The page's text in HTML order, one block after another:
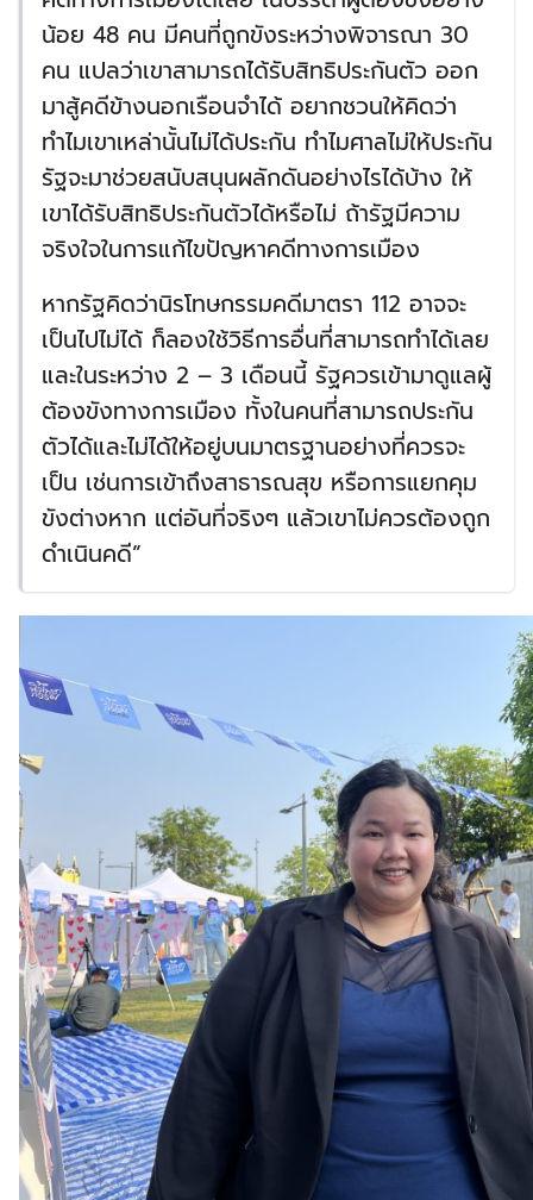
น้อย 48 คน มีคนที่ถูกขังระหว่างพิจารณา 30
คน แปลว่าเขาสามารถได้รับสิทธิประกันตัว ออก
มาสู้คดีข้างนอกเรือนจำได้ อยากชวนให้คิดว่า
ทำไมเขาเหล่านั้นไม่ได้ประกัน ทำไมศาลไม่ให้ประกัน
รัฐจะมาช่วยสนับสนุนผลักดันอย่างไรได้บ้าง ให้
เขาได้รับสิทธิประกันตัวได้หรือไม่ ถ้ารัฐมีความ
จริงใจในการแก้ไขปัญหาคดีทางการเมือง
หากรัฐคิดว่านิรโทษกรรมคดีมาตรา 112 อาจจะ
เป็นไปไม่ได้ ก็ลองใช้วิธีการอื่นที่สามารถทำได้เลย
และในระหว่าง 2 – 3 เดือนนี้ รัฐควรเข้ามาดูแลผู้
ต้องขังทางการเมือง ทั้งในคนที่สามารถประกัน
ตัวได้และไม่ได้ให้อยู่บนมาตรฐานอย่างที่ควรจะ
เป็น เช่นการเข้าถึงสาธารณสุข หรือการแยกคุม
ขังต่างหาก แต่อันที่จริงๆ แล้วเขาไม่ควรต้องถูก
ดำเนินคดี”